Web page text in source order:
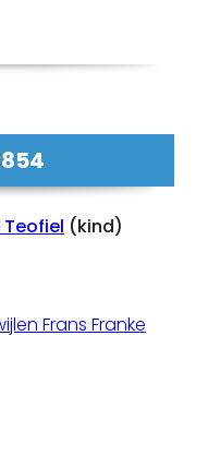
(kind)
Frans Franke